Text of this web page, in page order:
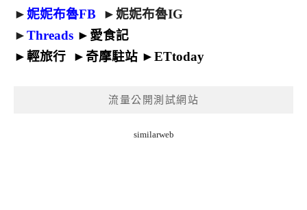
►妮妮布魯FB ►妮妮布魯IG
►Threads ► 愛食記
►輕旅行 ► 奇摩駐站 ►ETtoday
流量公開測試網站
similarweb